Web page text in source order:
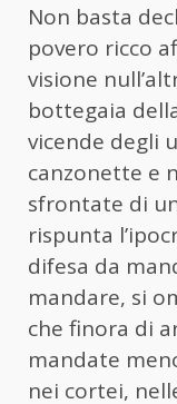
Non basta
povero ricco
visione
bottegaia
vicende degli
canzonette e
sfrontate di
rispunta
difesa da
mandare, si
che finora di
mandate
nei cortei,